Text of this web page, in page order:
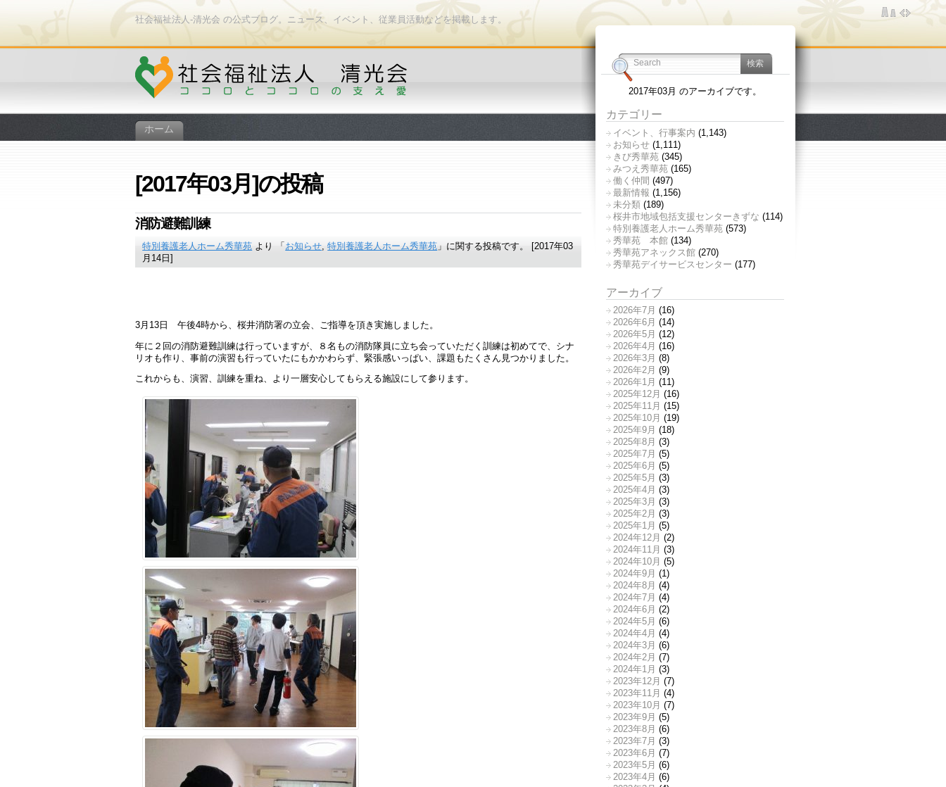
社会福祉法人-清光会 の公式ブログ。ニュース、イベント、従業員活動などを掲載します。
ホーム
[2017年03月]の投稿
消防避難訓練
特別養護老人ホーム秀華苑 より 「 お知らせ,特別養護老人ホーム秀華苑 」に関する投稿です。 [2017年03
月14日]
3月13日 午後4時から、桜井消防署の立会、ご指導を頂き実施しました。
年に２回の消防避難訓練は行っていますが、８名もの消防隊員に立ち会っていただく訓練は初めてで、シナ
リオも作り、事前の演習も行っていたにもかかわらず、緊張感いっぱい、課題もたくさん見つかりました。
これからも、演習、訓練を重ね、より一層安心してもらえる施設にして参ります。
2017年03月 のアーカイブです。
カテゴリー
イベント、行事案内 (1,143)
お知らせ (1,111)
きび秀華苑 (345)
みつえ秀華苑 (165)
働く仲間 (497)
最新情報 (1,156)
未分類 (189)
桜井市地域包括支援センターきずな (114)
特別養護老人ホーム秀華苑 (573)
秀華苑 本館 (134)
秀華苑アネックス館 (270)
秀華苑デイサービスセンター (177)
アーカイブ
2026年7月 (16)
2026年6月 (14)
2026年5月 (12)
2026年4月 (16)
2026年3月 (8)
2026年2月 (9)
2026年1月 (11)
2025年12月 (16)
2025年11月 (15)
2025年10月 (19)
2025年9月 (18)
2025年8月 (3)
2025年7月 (5)
2025年6月 (5)
2025年5月 (3)
2025年4月 (3)
2025年3月 (3)
2025年2月 (3)
2025年1月 (5)
2024年12月 (2)
2024年11月 (3)
2024年10月 (5)
2024年9月 (1)
2024年8月 (4)
2024年7月 (4)
2024年6月 (2)
2024年5月 (6)
2024年4月 (4)
2024年3月 (6)
2024年2月 (7)
2024年1月 (3)
2023年12月 (7)
2023年11月 (4)
2023年10月 (7)
2023年9月 (5)
2023年8月 (6)
2023年7月 (3)
2023年6月 (7)
2023年5月 (6)
2023年4月 (6)